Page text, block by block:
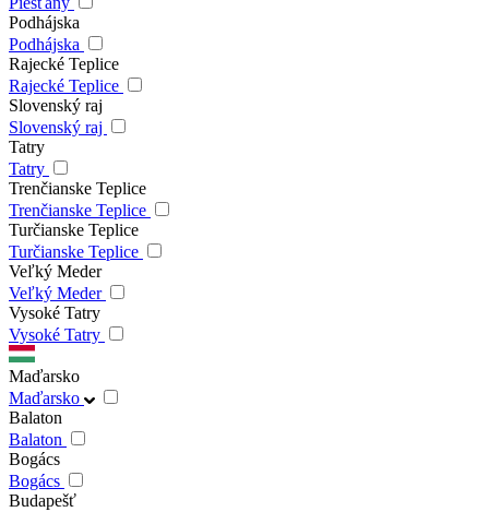
Podhájska
Podhájska
Rajecké Teplice
Rajecké Teplice
Slovenský raj
Slovenský raj
Tatry
Tatry
Trenčianske Teplice
Trenčianske Teplice
Turčianske Teplice
Turčianske Teplice
Veľký Meder
Veľký Meder
Vysoké Tatry
Vysoké Tatry
Maďarsko
Maďarsko
Balaton
Balaton
Bogács
Bogács
Budapešť